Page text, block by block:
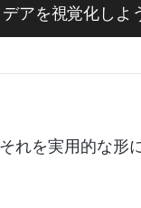
アを視覚化しよ
れを実用的な形